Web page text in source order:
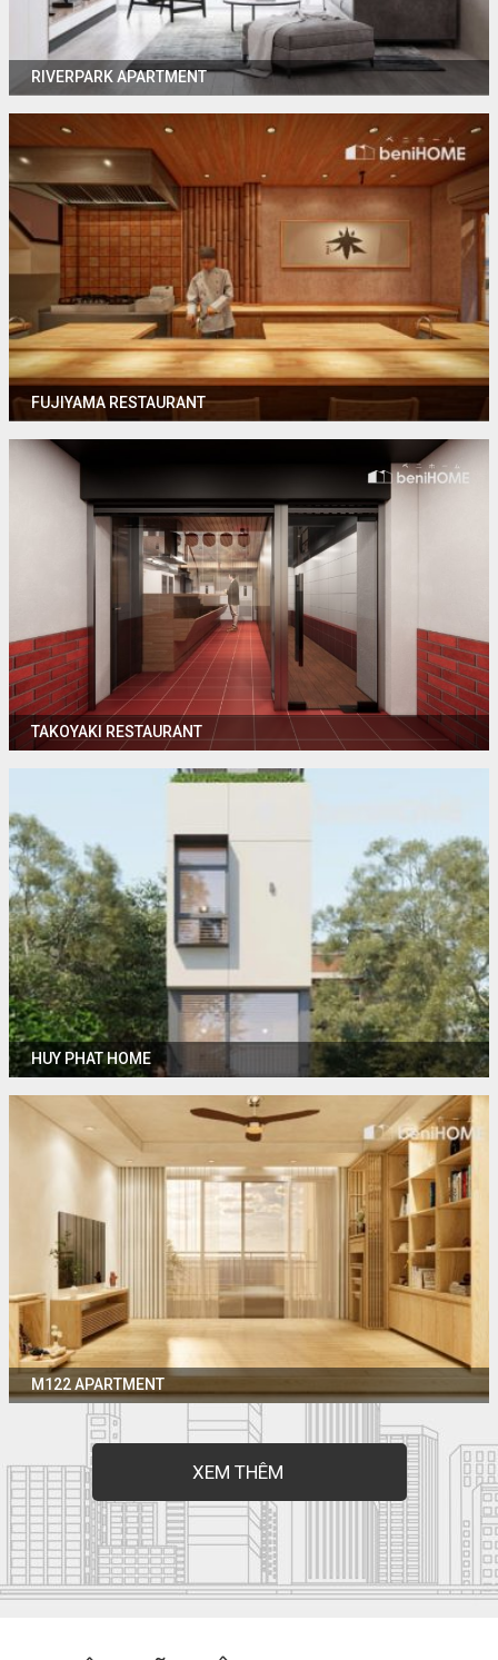
RIVERPARK APARTMENT
FUJIYAMA RESTAURANT
TAKOYAKI RESTAURANT
HUY PHAT HOME
M122 APARTMENT
XEM THÊM